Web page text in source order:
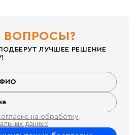
ВОПРОСЫ?
ЛУЧШЕЕ РЕШЕНИЕ
на обработку
данных